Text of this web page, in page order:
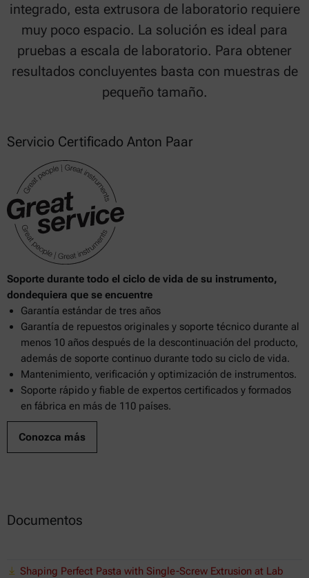
integrado, esta extrusora de laboratorio requiere
muy poco espacio. La solución es ideal para
pruebas a escala de laboratorio. Para obtener
resultados concluyentes basta con muestras de
pequeño tamaño.
Servicio Certificado Anton Paar
Soporte durante todo el ciclo de vida de su instrumento,
dondequiera que se encuentre
Garantía estándar de tres años
Garantía de repuestos originales y soporte técnico durante al
menos 10 años después de la descontinuación del producto,
además de soporte continuo durante todo su ciclo de vida.
Mantenimiento, verificación y optimización de instrumentos.
Soporte rápido y fiable de expertos certificados y formados
en fábrica en más de 110 países.
Conozca más
Documentos
Shaping Perfect Pasta with Single-Screw Extrusion at Lab